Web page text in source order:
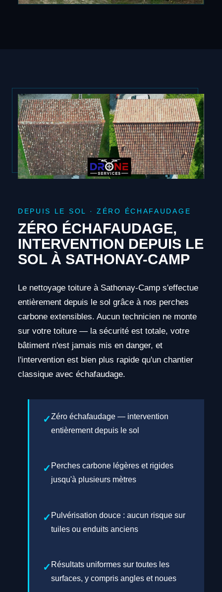
DEPUIS LE SOL · ZÉRO ÉCHAFAUDAGE
ZÉRO ÉCHAFAUDAGE,
INTERVENTION DEPUIS LE
SOL À SATHONAY-CAMP
Le nettoyage toiture à Sathonay-Camp s'effectue
entièrement depuis le sol grâce à nos perches
carbone extensibles. Aucun technicien ne monte
sur votre toiture — la sécurité est totale, votre
bâtiment n'est jamais mis en danger, et
l'intervention est bien plus rapide qu'un chantier
classique avec échafaudage.
Zéro échafaudage — intervention
entièrement depuis le sol
Perches carbone légères et rigides
jusqu'à plusieurs mètres
Pulvérisation douce : aucun risque sur
tuiles ou enduits anciens
Résultats uniformes sur toutes les
surfaces, y compris angles et noues